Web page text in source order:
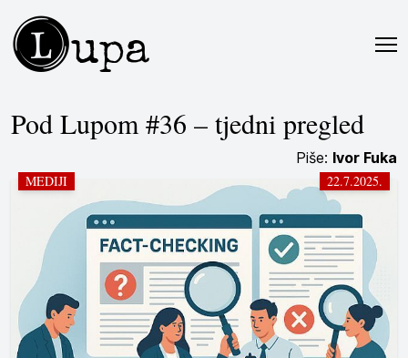
Lupa
Pod Lupom #36 – tjedni pregled
Piše: Ivor Fuka
MEDIJI 22.7.2025.